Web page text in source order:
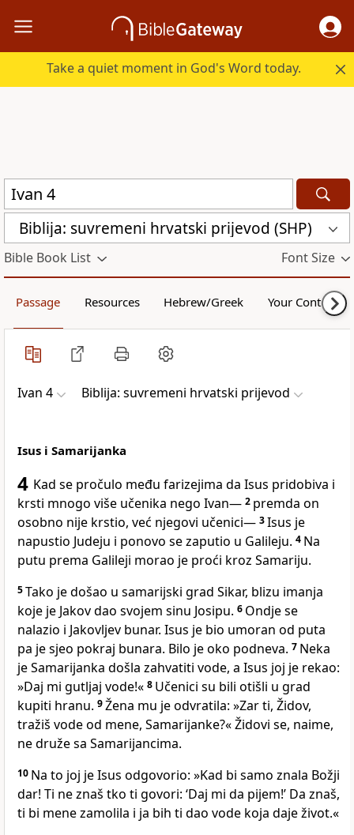
Take a quiet moment in God's Word today.
Biblija: suvremeni hrvatski prijevod (SHP)
Bible Book List Font Size
Passage Resources Hebrew/Greek Your Content
Ivan 4 Biblija: suvremeni hrvatski prijevod
Isus i Samarijanka
4 Kad se pročulo među farizejima da Isus pridobiva i
krsti mnogo više učenika nego Ivan— 2 premda on
osobno nije krstio, već njegovi učenici— 3Isus je
napustio Judeju i ponovo se zaputio u Galileju. 4 Na
putu prema Galileji morao je proći kroz Samariju.
5Tako je došao u samarijski grad Sikar, blizu imanja
koje je Jakov dao svojem sinu Josipu. 6 Ondje se
nalazio i Jakovljev bunar. Isus je bio umoran od puta
pa je sjeo pokraj bunara. Bilo je oko podneva. 7 Neka
je Samarijanka došla zahvatiti vode, a Isus joj je rekao:
»Daj mi gutljaj vode!« 8 Učenici su bili otišli u grad
kupiti hranu. 9Žena mu je odvratila: »Zar ti, Židov,
tražiš vode od mene, Samarijanke?« Židovi se, naime,
ne druže sa Samarijancima.
10 Na to joj je Isus odgovorio: »Kad bi samo znala Božji
dar! Ti ne znaš tko ti govori: ‘Daj mi da pijem!’ Da znaš,
ti bi mene zamolila i ja bih ti dao vode koja daje život.«